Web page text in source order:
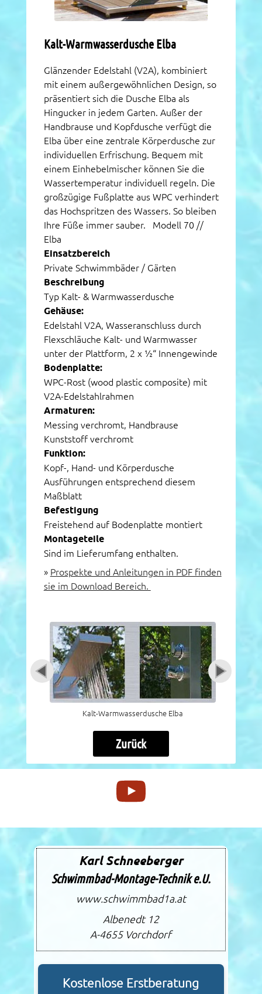
Kalt-Warmwasserdusche Elba
Glänzender Edelstahl (V2A), kombiniert
mit einem außergewöhnlichen Design, so
präsentiert sich die Dusche Elba als
Hingucker in jedem Garten. Außer der
Handbrause und Kopfdusche verfügt die
Elba über eine zentrale Körperdusche zur
individuellen Erfrischung. Bequem mit
einem Einhebelmischer können Sie die
Wassertemperatur individuell regeln. Die
großzügige Fußplatte aus WPC verhindert
das Hochspritzen des Wassers. So bleiben
Ihre Füße immer sauber.
Modell 70 //
Elba
Einsatzbereich
Private Schwimmbäder / Gärten
Beschreibung
Typ Kalt- & Warmwasserdusche
Gehäuse:
Edelstahl V2A, Wasseranschluss durch
Flexschläuche Kalt- und Warmwasser
unter der Plattform, 2 x ½“ Innengewinde
Bodenplatte:
WPC-Rost (wood plastic composite) mit
V2A-Edelstahlrahmen
Armaturen:
Messing verchromt, Handbrause
Kunststoff verchromt
Funktion:
Kopf-, Hand- und Körperdusche
Ausführungen entsprechend diesem
Maßblatt
Befestigung
Freistehend auf Bodenplatte montiert
Montageteile
Sind im Lieferumfang enthalten.
» Prospekte und Anleitungen in PDF finden
sie im Download Bereich.
Kalt-Warmwasserdusche Elba
Zurück
Karl Schneeberger
Schwimmbad-Montage-Technik e.U.
www.schwimmbad1a.at
Albenedt 12
A-4655 Vorchdorf
Kostenlose Erstberatung